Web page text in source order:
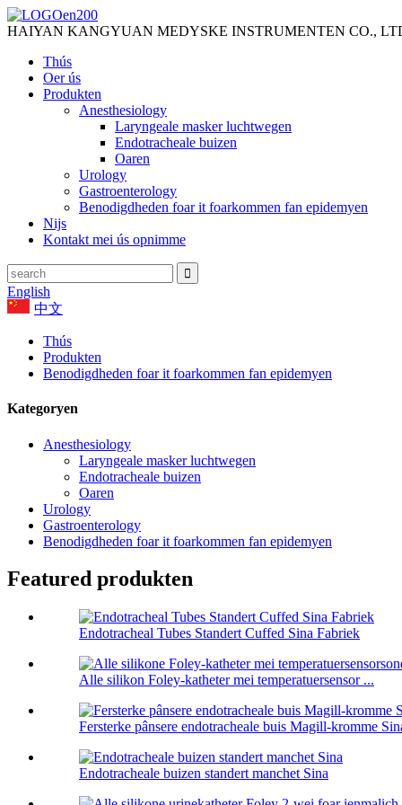
HAIYAN KANGYUAN MEDYSKE INSTRUMENTEN CO.,
Thús
Oer ús
Produkten
Anesthesiology
Laryngeale masker luchtwegen
Endotracheale buizen
Oaren
Urology
Gastroenterology
Benodigdheden foar it foarkommen fan epidemyen
Nijs
Kontakt mei ús opnimme
English
中文
Thús
Produkten
Benodigdheden foar it foarkommen fan epidemyen
Kategoryen
Anesthesiology
Laryngeale masker luchtwegen
Endotracheale buizen
Oaren
Urology
Gastroenterology
Benodigdheden foar it foarkommen fan epidemyen
Featured produkten
Endotracheal Tubes Standert Cuffed Sina Fabriek
Alle silikon Foley-katheter mei temperatuersensor ...
Fersterke pânsere endotracheale buis Magill-kromme
Endotracheale buizen standert manchet Sina